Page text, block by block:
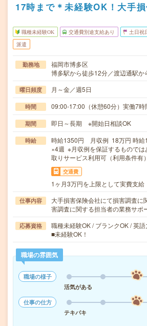
17時まで＊未経験OK！大手
職種未経験OK 交通費別途支給あり 土日祝
派遣
勤務地
福岡市博多区
博多駅から徒歩12分／渡辺通駅か
曜日頻度 月～金／週5日
時間 09:00-17:00（休憩60分）実働7時
期間 即日～長期 ※開始日相談OK
時給
時給1350円 月収例 18万円 時給
×4週 ※月収例を保証するもので
取りサービス利用可（利用条件有）
交通費
1ヶ月3万円を上限として実費支給
仕事内容
大手損害保険会社にて損害調査に
害調査に関する担当者の業務サ
応募資格
職種未経験OK / ブランクOK / 英
■未経験OK！
職場の雰囲気
職場の様子
活気がある
仕事の仕方
テキパキ